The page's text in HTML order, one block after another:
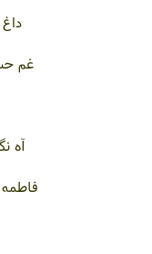
غم
آه